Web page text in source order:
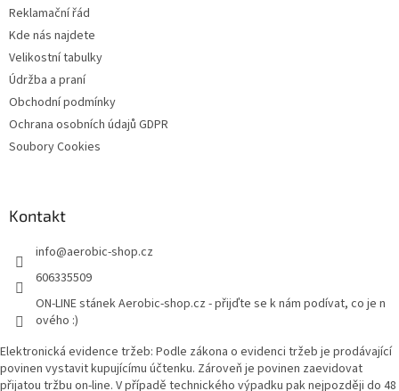
Reklamační řád
Kde nás najdete
Velikostní tabulky
Údržba a praní
Obchodní podmínky
Ochrana osobních údajů GDPR
Soubory Cookies
Kontakt
info@aerobic-shop.cz
606335509
ON-LINE stánek Aerobic-shop.cz - přijďte se k nám podívat, co je n
ového :)
Elektronická evidence tržeb: Podle zákona o evidenci tržeb je prodávající
povinen vystavit kupujícímu účtenku. Zároveň je povinen zaevidovat
přijatou tržbu on-line. V případě technického výpadku pak nejpozději do 48